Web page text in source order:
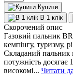
Купити
В 1 клік
Скорочений опис
Газовий пальник
кемпінгу, туризму,
Складаний пальник
потужність досягає
високомі... Читати